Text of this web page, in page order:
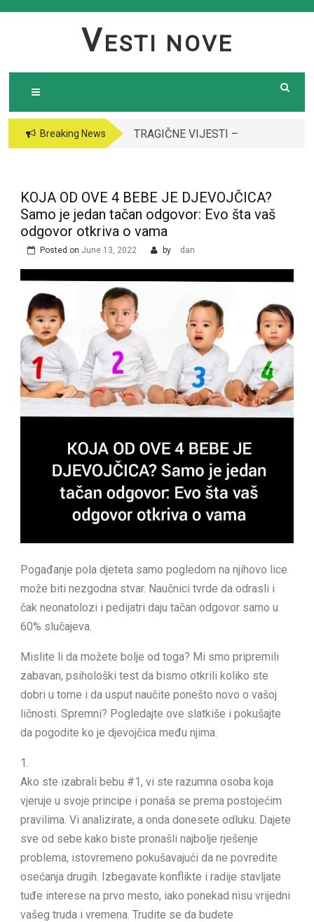
VESTI NOVE
Breaking News
TRAGIČNE VIJESTI –
ispred njene kuće￼￼
VODITELJICA
SRBIJU: Čekajte da
vidite kako danas
izgleda￼
KOJA OD OVE 4 BEBE JE DJEVOJČICA?
Samo je jedan tačan odgovor: Evo šta vaš
odgovor otkriva o vama
Posted on June 13, 2022 by dan
Pogađanje pola djeteta samo pogledom na njihovo lice
može biti nezgodna stvar. Naučnici tvrde da odrasli i
čak neonatolozi i pedijatri daju tačan odgovor samo u
60% slučajeva.
Mislite li da možete bolje od toga? Mi smo pripremili
zabavan, psihološki test da bismo otkrili koliko ste
dobri u tome i da usput naučite ponešto novo o vašoj
ličnosti. Spremni? Pogledajte ove slatkiše i pokušajte
da pogodite ko je djevojčica među njima.
1.
Ako ste izabrali bebu #1, vi ste razumna osoba koja
vjeruje u svoje principe i ponaša se prema postojećim
pravilima. Vi analizirate, a onda donesete odluku. Dajete
sve od sebe kako biste pronašli najbolje rješenje
problema, istovremeno pokušavajući da ne povredite
osećanja drugih. Izbegavate konflikte i radije stavljate
tuđe interese na prvo mesto, iako ponekad nisu vrijedni
vašeg truda i vremena. Trudite se da budete